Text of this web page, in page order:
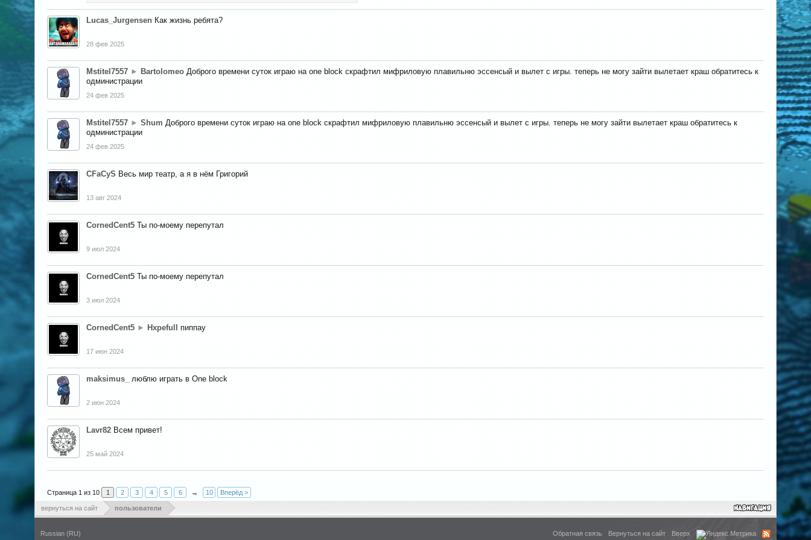
Lucas_Jurgensen Как жизнь ребята?
28 фев 2025
Mstitel7557 ► Bartolomeo Доброго времени суток играю на one block скрафтил мифриловую плавильню эссенсый и вылет с игры. теперь не могу зайти вылетает краш обратитесь к
одминистрации
24 фев 2025
Mstitel7557 ► Shum Доброго времени суток играю на one block скрафтил мифриловую плавильню эссенсый и вылет с игры. теперь не могу зайти вылетает краш обратитесь к
одминистрации
24 фев 2025
CFaCyS Весь мир театр, а я в нëм Григорий
13 авг 2024
CornedCent5 Ты по-моему перепутал
9 июл 2024
CornedCent5 Ты по-моему перепутал
3 июл 2024
CornedCent5 ► Hxpefull пиппау
17 июн 2024
maksimus_ люблю играть в One block
2 июн 2024
Lavr82 Всем привет!
25 май 2024
Страница 1 из 10 1 2 3 4 5 6 → 10 Вперёд >
вернуться на сайт пользователи
Russian (RU) Обратная связь Вернуться на сайт Вверх